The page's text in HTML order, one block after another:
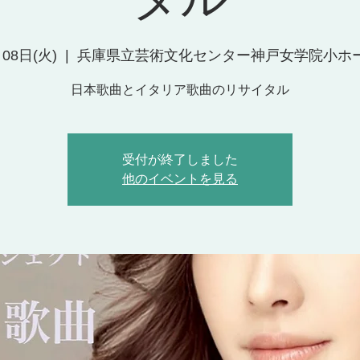
日(火) 兵庫県立芸術文化センター神戸女学院小ホ
日本歌曲とイタリア歌曲のリサイタル
受付が終了しました
他のイベントを見る